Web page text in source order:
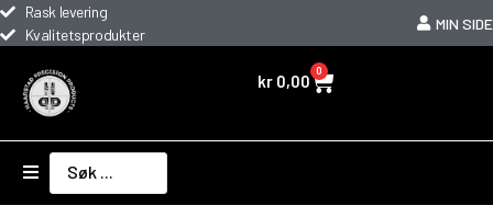
Rask levering
Kvalitetsprodukter
MIN SIDE
kr 0,00
0